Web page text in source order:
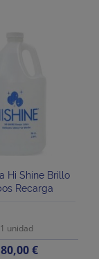
Hi Shine Brillo
Recarga
1 unidad
€